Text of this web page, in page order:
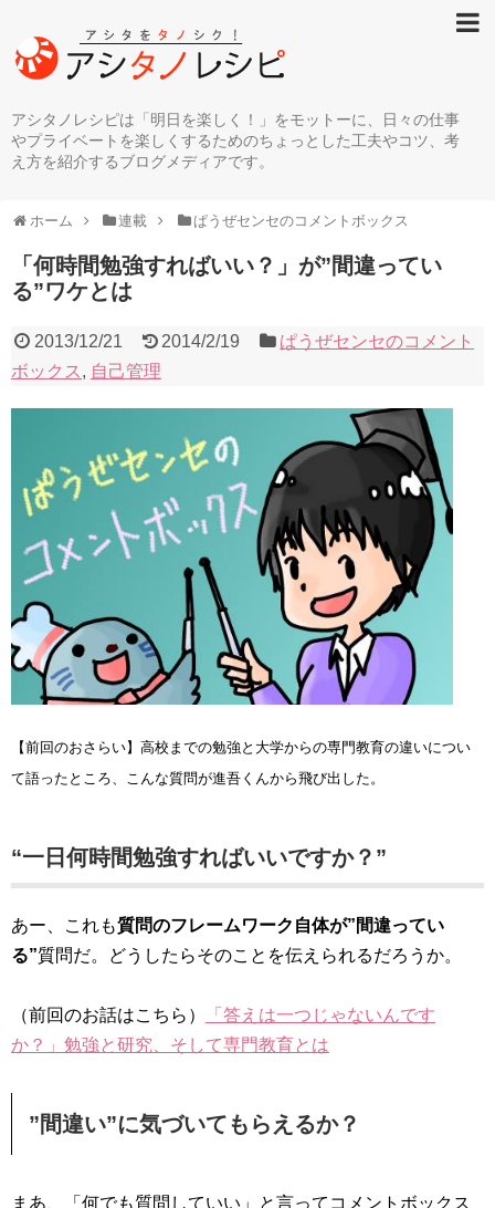
アシタノレシピは「明日を楽しく！」をモットーに、日々の仕事
やプライベートを楽しくするためのちょっとした工夫やコツ、考
え方を紹介するブログメディアです。
ホーム 連載 ぱうぜセンセのコメントボックス
「何時間勉強すればいい？」が”間違ってい
る”ワケとは
2013/12/21 2014/2/19
ぱうぜセンセのコメント
ボックス , 自己管理
【前回のおさらい】高校までの勉強と大学からの専門教育の違いについ
て語ったところ、こんな質問が進吾くんから飛び出した。
“一日何時間勉強すればいいですか？”
あー、これも質問のフレームワーク自体が”間違ってい
る”質問だ。どうしたらそのことを伝えられるだろうか。
（前回のお話はこちら）
「答えは一つじゃないんです
か？」勉強と研究、そして専門教育とは
”間違い”に気づいてもらえるか？
まあ、「何でも質問していい」と言ってコメントボックス